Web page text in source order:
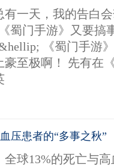
有一天，我的告白
蜀门手游》又要搞
《蜀门手游
豪至极啊！ 先有在
压患者的“多事之秋”
全球13%的死亡与